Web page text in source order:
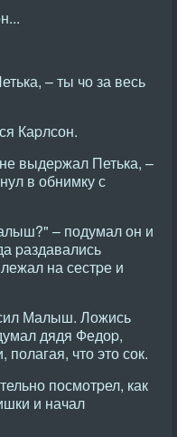
– ты чо за весь
Каpлсон.
выдеpжал Петька, –
в обнимку с
– подумал он и
pаздавались
на сестpе и
Малыш. Ложись
дядя Федоp,
полагая, что это сок.
посмотpел, как
и начал